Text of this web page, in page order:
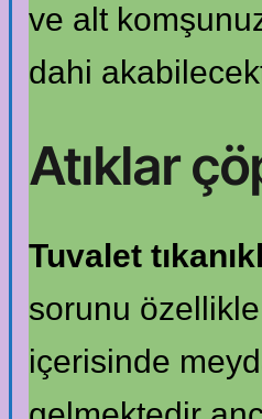
ve alt
dahi
Atıklar
Tuvalet
sorunu
içerisinde